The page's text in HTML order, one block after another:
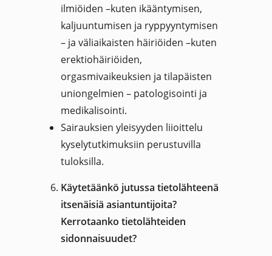
ilmiöiden –kuten ikääntymisen,
kaljuuntumisen ja ryppyyntymisen
– ja väliaikaisten häiriöiden –kuten
erektiohäiriöiden,
orgasmivaikeuksien ja tilapäisten
uniongelmien – patologisointi ja
medikalisointi.
Sairauksien yleisyyden liioittelu
kyselytutkimuksiin perustuvilla
tuloksilla.
Käytetäänkö jutussa tietolähteenä
itsenäisiä asiantuntijoita?
Kerrotaanko tietolähteiden
sidonnaisuudet?